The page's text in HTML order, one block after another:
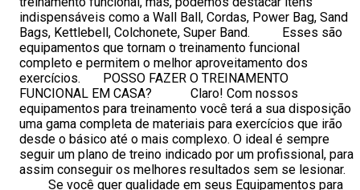
indispensáveis como a Wall Ball, Cordas, Power Bag, Sand
Bags, Kettlebell, Colchonete, Super Band. Esses são
equipamentos que tornam o treinamento funcional
completo e permitem o melhor aproveitamento dos
exercícios. POSSO FAZER O TREINAMENTO
FUNCIONAL EM CASA? Claro! Com nossos
equipamentos para treinamento você terá a sua disposição
uma gama completa de materiais para exercícios que irão
desde o básico até o mais complexo. O ideal é sempre
seguir um plano de treino indicado por um profissional, para
assim conseguir os melhores resultados sem se lesionar.
Se você quer qualidade em seus Equipamentos para